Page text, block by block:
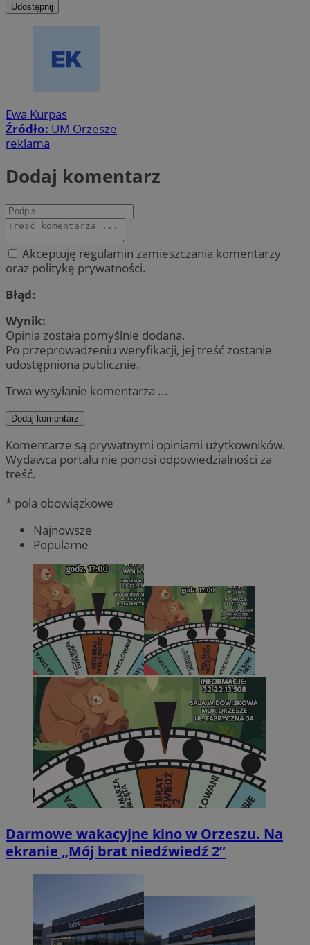
Udostępnij
Ewa Kurpas
Źródło: UM Orzesze
reklama
Dodaj komentarz
Akceptuję regulamin zamieszczania komentarzy
oraz politykę prywatności.
Błąd:
Wynik:
Opinia została pomyślnie dodana.
Po przeprowadzeniu weryfikacji, jej treść zostanie
udostępniona publicznie.
Trwa wysyłanie komentarza ...
Dodaj komentarz
Komentarze są prywatnymi opiniami użytkowników.
Wydawca portalu nie ponosi odpowiedzialności za
treść.
* pola obowiązkowe
Najnowsze
Popularne
Darmowe wakacyjne kino w Orzeszu. Na
ekranie „Mój brat niedźwiedź 2”